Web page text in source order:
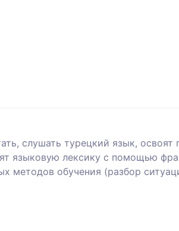
слушать турецкий язык, освоят
языковую лексику с помощью
методов обучения (разбор